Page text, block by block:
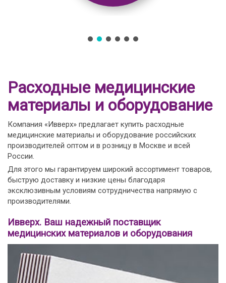
Расходные медицинские
материалы и оборудование
Компания «Ивверх» предлагает купить расходные
медицинские материалы и оборудование российских
производителей оптом и в розницу в Москве и всей
России.
Для этого мы гарантируем широкий ассортимент товаров,
быструю доставку и низкие цены благодаря
эксклюзивным условиям сотрудничества напрямую с
производителями.
Ивверх. Ваш надежный поставщик
медицинских материалов и оборудования